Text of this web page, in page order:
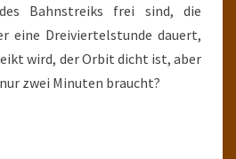
Bahnstreiks frei sind, die
eine Dreiviertelstunde dauert,
wird, der Orbit dicht ist, aber
zwei Minuten braucht?